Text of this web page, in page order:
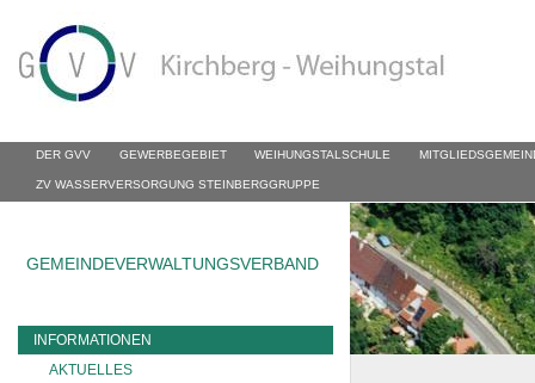
DER GVV GEWERBEGEBIET WEIHUNGSTALSCHULE
ZV WASSERVERSORGUNG STEINBERGGRUPPE
GEMEINDEVERWALTUNGSVERBAND
INFORMATIONEN
AKTUELLES